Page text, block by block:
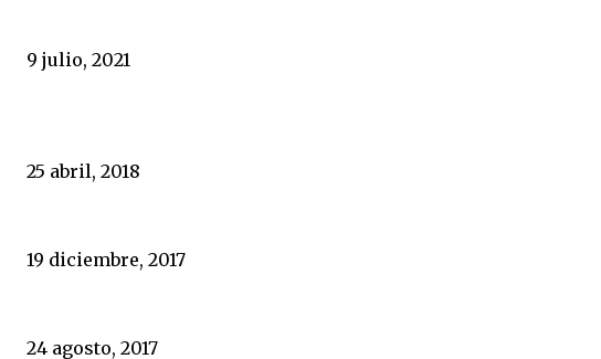
9 julio, 2021
25 abril, 2018
19 diciembre, 2017
24 agosto, 2017